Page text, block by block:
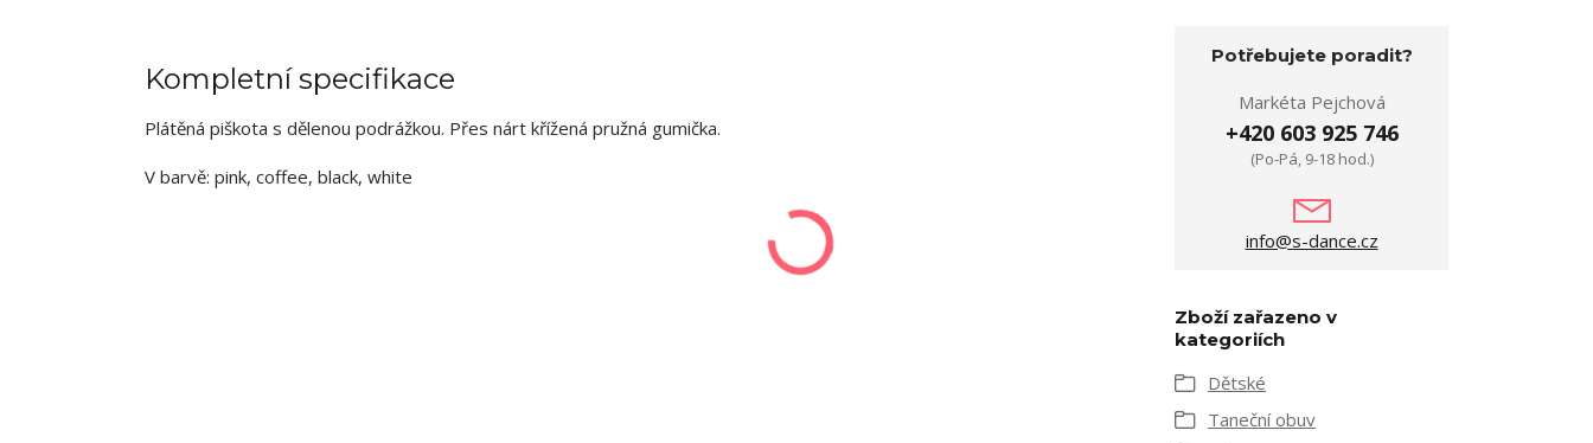
Kompletní specifikace
Plátěná piškota s dělenou podrážkou. Přes nárt křížená pružná gumička.
V barvě: pink, coffee, black, white
Potřebujete poradit?
Markéta Pejchová
+420 603 925 746
(Po-Pá, 9-18 hod.)
info@s-dance.cz
Zboží zařazeno v
kategoriích
Dětské
Taneční obuv